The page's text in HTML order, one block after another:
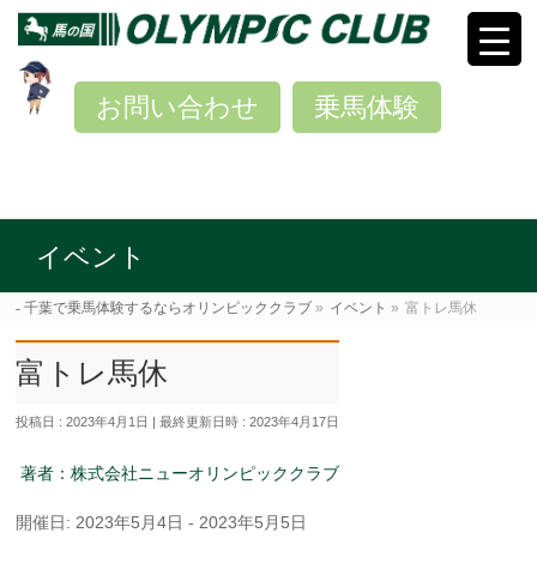
乗馬体験
お問い合わせ
イベント
千葉で乗馬体験するならオリンピッククラブ » イベント » 富トレ馬休
富トレ馬休
投稿日 : 2023年4月1日 最終更新日時 : 2023年4月17日
著者：株式会社ニューオリンピッククラブ
開催日: 2023年5月4日 - 2023年5月5日